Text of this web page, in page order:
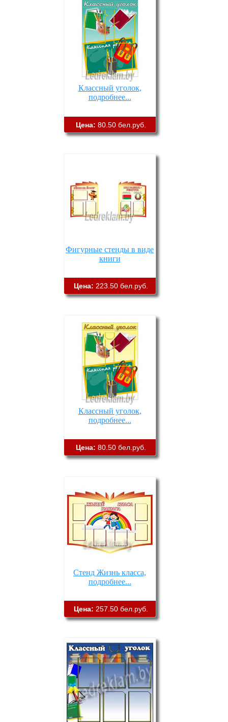
Классный уголок,
подробнее...
Цена: 80.50 бел.руб.
Фигурные стенды в виде
книги
Цена: 223.50 бел.руб.
Классный уголок,
подробнее...
Цена: 80.50 бел.руб.
Стенд Жизнь класса,
подробнее...
Цена: 257.50 бел.руб.